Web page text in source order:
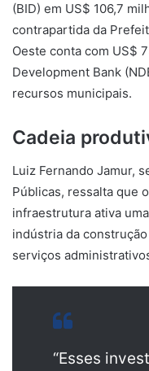
(BID) em US$ 106,7
contrapartida da
Oeste conta com US$
Development Bank
recursos municipais.
Cadeia
Luiz Fernando Jamur,
Públicas, ressalta que
infraestrutura ativa
indústria da
serviços
“Esses